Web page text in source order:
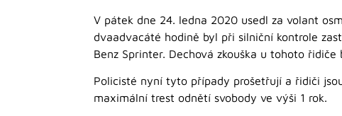
V pátek dne 24. ledna 2020 usedl za volant
dvaadvacáté hodině byl při silniční kontrole
Benz Sprinter. Dechová zkouška u tohoto
Policisté nyní tyto případy prošetřují a řidiči
maximální trest odnětí svobody ve výši 1 rok.